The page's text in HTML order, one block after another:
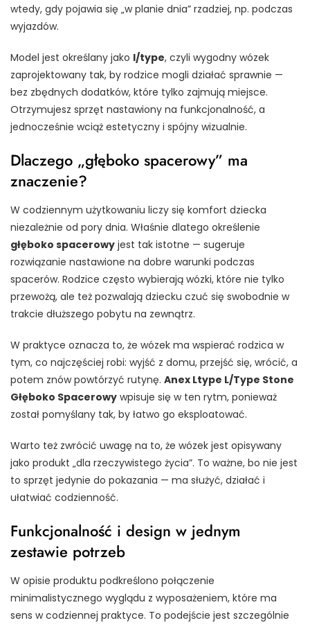
wtedy, gdy pojawia się „w planie dnia” rzadziej, np. podczas
wyjazdów.
Model jest określany jako I/type, czyli wygodny wózek
zaprojektowany tak, by rodzice mogli działać sprawnie —
bez zbędnych dodatków, które tylko zajmują miejsce.
Otrzymujesz sprzęt nastawiony na funkcjonalność, a
jednocześnie wciąż estetyczny i spójny wizualnie.
Dlaczego „głęboko spacerowy” ma
znaczenie?
W codziennym użytkowaniu liczy się komfort dziecka
niezależnie od pory dnia. Właśnie dlatego określenie
głęboko spacerowy jest tak istotne — sugeruje
rozwiązanie nastawione na dobre warunki podczas
spacerów. Rodzice często wybierają wózki, które nie tylko
przewożą, ale też pozwalają dziecku czuć się swobodnie w
trakcie dłuższego pobytu na zewnątrz.
W praktyce oznacza to, że wózek ma wspierać rodzica w
tym, co najczęściej robi: wyjść z domu, przejść się, wrócić, a
potem znów powtórzyć rutynę. Anex Ltype L/Type Stone
Głęboko Spacerowy wpisuje się w ten rytm, ponieważ
został pomyślany tak, by łatwo go eksploatować.
Warto też zwrócić uwagę na to, że wózek jest opisywany
jako produkt „dla rzeczywistego życia”. To ważne, bo nie jest
to sprzęt jedynie do pokazania — ma służyć, działać i
ułatwiać codzienność.
Funkcjonalność i design w jednym
zestawie potrzeb
W opisie produktu podkreślono połączenie
minimalistycznego wyglądu z wyposażeniem, które ma
sens w codziennej praktyce. To podejście jest szczególnie